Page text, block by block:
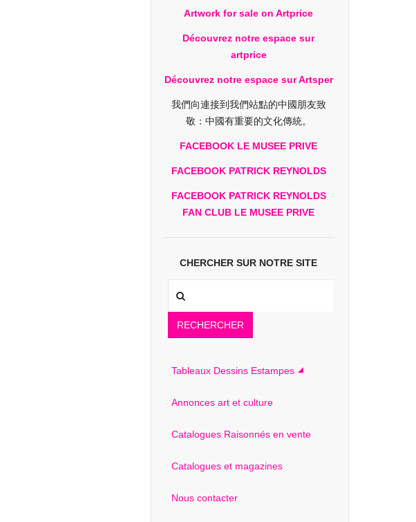
Artwork for sale on Artprice
Découvrez notre espace sur
artprice
Découvrez notre espace sur Artsper
我們向連接到我們站點的中國朋友致
敬：中國有重要的文化傳統。
FACEBOOK LE MUSEE PRIVE
FACEBOOK PATRICK REYNOLDS
FACEBOOK PATRICK REYNOLDS
FAN CLUB LE MUSEE PRIVE
CHERCHER SUR NOTRE SITE
RECHERCHER
Tableaux Dessins Estampes
Annonces art et culture
Catalogues Raisonnés en vente
Catalogues et magazines
Nous contacter